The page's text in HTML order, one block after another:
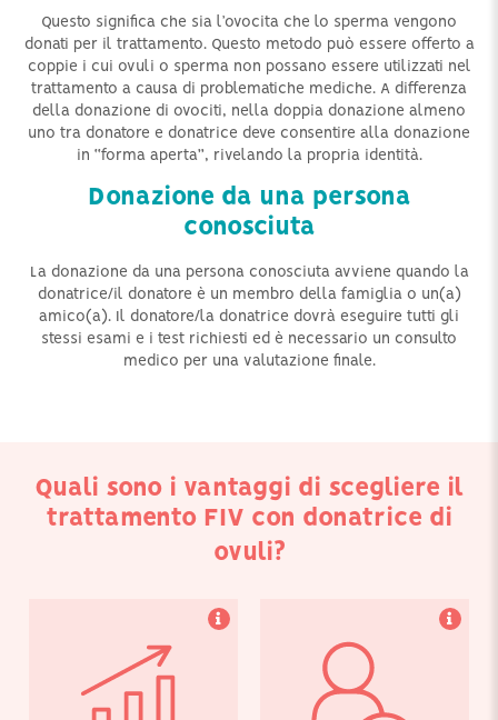
Questo significa che sia l’ovocita che lo sperma vengono
donati per il trattamento. Questo metodo può essere offerto a
coppie i cui ovuli o sperma non possano essere utilizzati nel
trattamento a causa di problematiche mediche. A differenza
della donazione di ovociti, nella doppia donazione almeno
uno tra donatore e donatrice deve consentire alla donazione
in “forma aperta”, rivelando la propria identità.
Donazione da una persona
conosciuta
La donazione da una persona conosciuta avviene quando la
donatrice/il donatore è un membro della famiglia o un(a)
amico(a). Il donatore/la donatrice dovrà eseguire tutti gli
stessi esami e i test richiesti ed è necessario un consulto
medico per una valutazione finale.
Quali sono i vantaggi di scegliere il
trattamento FIV con donatrice di
ovuli?
I tassi di successo della
donazione di ovuli
tendono ad essere
eccellenti, dato che gli
Scegliendo di inviare lo
sperma del proprio
partner, oppure
utilizzando una banca
La donazione è
regolamentata in ogni
Tutti gli embrioni creati e
non utilizzati durante un